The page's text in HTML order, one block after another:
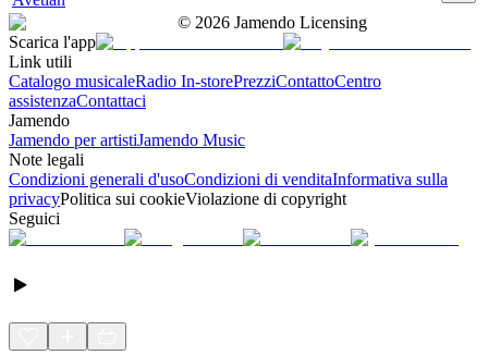
© 2026 Jamendo Licensing
Scarica l'app
Link utili
Catalogo musicaleRadio In-storePrezziContattoCentro
assistenzaContattaci
Jamendo
Jamendo per artistiJamendo Music
Note legali
Condizioni generali d'usoCondizioni di venditaInformativa sulla
privacyPolitica sui cookieViolazione di copyright
Seguici